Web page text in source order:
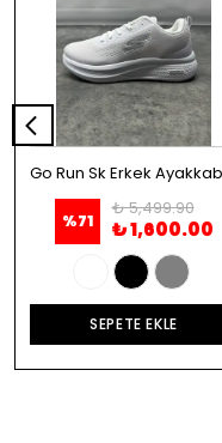
%71
₺ 5,499.90
₺ 1,600.00
SEPETE EKLE